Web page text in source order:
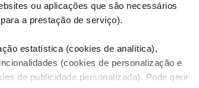
ou aplicações que são necessários
a prestação de serviço).
estatística (cookies de analítica),
(cookies de personalização e
de publicidade personalizada). Pode gerir
Accessibility statement